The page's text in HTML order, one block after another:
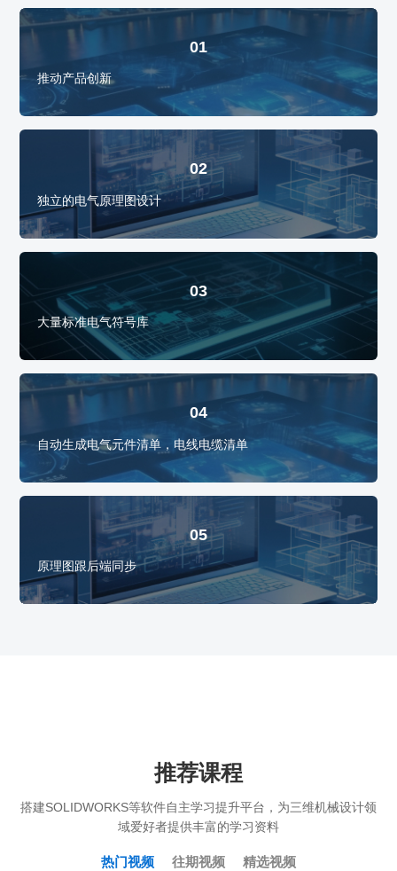
01
推动产品创新
02
独立的电气原理图设计
03
大量标准电气符号库
04
自动生成电气元件清单，电线电缆清单
05
原理图跟后端同步
推荐课程
搭建SOLIDWORKS等软件自主学习提升平台，为三维机械设计领
域爱好者提供丰富的学习资料
热门视频 往期视频 精选视频